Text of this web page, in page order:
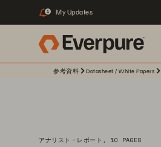
1 My Updates
参考資料 Datasheet / White Papers
アナリスト・レポート, 10 PAGES